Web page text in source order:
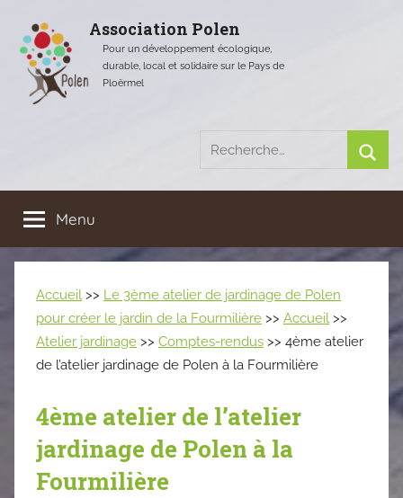
contenu
Association Polen
Pour un développement écologique,
durable, local et solidaire sur le Pays de
Ploërmel
Recherche
:
Menu
Accueil >> Le 3ème atelier de jardinage de Polen
pour créer le jardin de la Fourmilière >> Accueil >>
Atelier jardinage >> Comptes-rendus >> 4ème atelier
de l’atelier jardinage de Polen à la Fourmilière
4ème atelier de l’atelier
jardinage de Polen à la
Fourmilière